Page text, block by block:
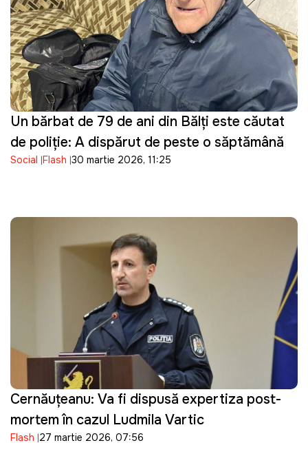
Un bărbat de 79 de ani din Bălți este căutat
de poliție: A dispărut de peste o săptămână
Social Flash 30 martie 2026, 11:25
Cernăuțeanu: Va fi dispusă expertiza post-
mortem în cazul Ludmila Vartic
Flash 27 martie 2026, 07:56